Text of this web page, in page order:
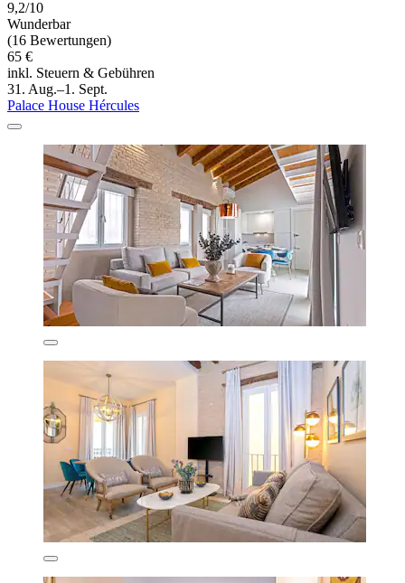
9,2/10
Wunderbar
(16 Bewertungen)
65 €
inkl. Steuern & Gebühren
31. Aug.–1. Sept.
Palace House Hércules